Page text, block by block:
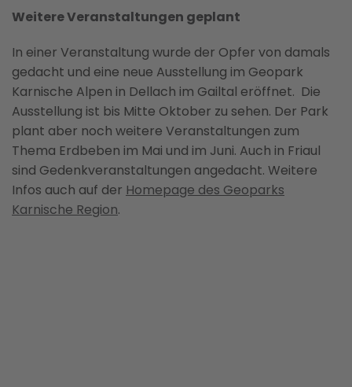
Weitere Veranstaltungen geplant
In einer Veranstaltung wurde der Opfer von damals
gedacht und eine neue Ausstellung im Geopark
Karnische Alpen in Dellach im Gailtal eröffnet. Die
Ausstellung ist bis Mitte Oktober zu sehen. Der Park
plant aber noch weitere Veranstaltungen zum
Thema Erdbeben im Mai und im Juni. Auch in Friaul
sind Gedenkveranstaltungen angedacht. Weitere
Infos auch auf der Homepage des Geoparks
Karnische Region.